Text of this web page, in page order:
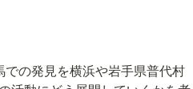
での発見を横浜や岩手県普代村